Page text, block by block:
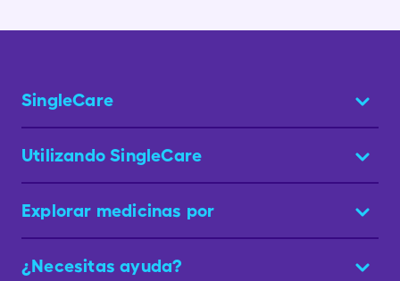
SingleCare
Utilizando SingleCare
Explorar medicinas por
¿Necesitas ayuda?